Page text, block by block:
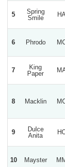
5
Spring
Smile
HA
6 Phrodo
7
King
Paper
8 Macklin
9
Dulce
Anita
10 Mayster